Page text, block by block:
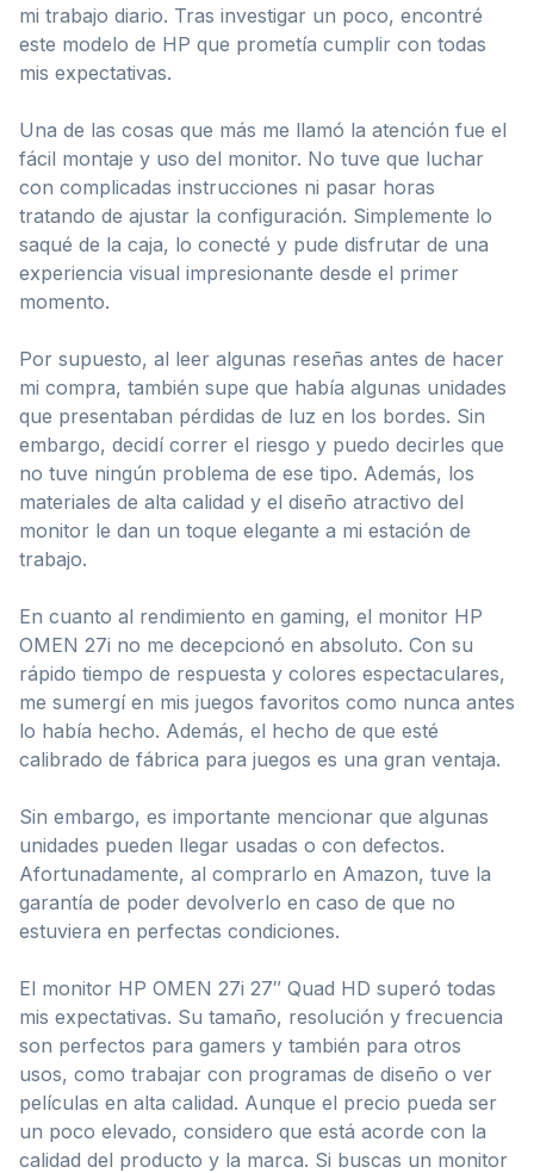
mi trabajo diario. Tras investigar un poco, encontré
este modelo de HP que prometía cumplir con todas
mis expectativas.
Una de las cosas que más me llamó la atención fue el
fácil montaje y uso del monitor. No tuve que luchar
con complicadas instrucciones ni pasar horas
tratando de ajustar la configuración. Simplemente lo
saqué de la caja, lo conecté y pude disfrutar de una
experiencia visual impresionante desde el primer
momento.
Por supuesto, al leer algunas reseñas antes de hacer
mi compra, también supe que había algunas unidades
que presentaban pérdidas de luz en los bordes. Sin
embargo, decidí correr el riesgo y puedo decirles que
no tuve ningún problema de ese tipo. Además, los
materiales de alta calidad y el diseño atractivo del
monitor le dan un toque elegante a mi estación de
trabajo.
En cuanto al rendimiento en gaming, el monitor HP
OMEN 27i no me decepcionó en absoluto. Con su
rápido tiempo de respuesta y colores espectaculares,
me sumergí en mis juegos favoritos como nunca antes
lo había hecho. Además, el hecho de que esté
calibrado de fábrica para juegos es una gran ventaja.
Sin embargo, es importante mencionar que algunas
unidades pueden llegar usadas o con defectos.
Afortunadamente, al comprarlo en Amazon, tuve la
garantía de poder devolverlo en caso de que no
estuviera en perfectas condiciones.
El monitor HP OMEN 27i 27″ Quad HD superó todas
mis expectativas. Su tamaño, resolución y frecuencia
son perfectos para gamers y también para otros
usos, como trabajar con programas de diseño o ver
películas en alta calidad. Aunque el precio pueda ser
un poco elevado, considero que está acorde con la
calidad del producto y la marca. Si buscas un monitor